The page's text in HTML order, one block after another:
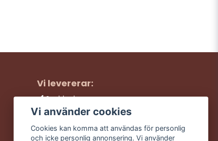
Vi levererar:
Snabba leveranser
Trygga köp
Trevlig kundtjänst
Vi använder cookies
Cookies kan komma att användas för personlig
och icke personlig annonsering. Vi använder